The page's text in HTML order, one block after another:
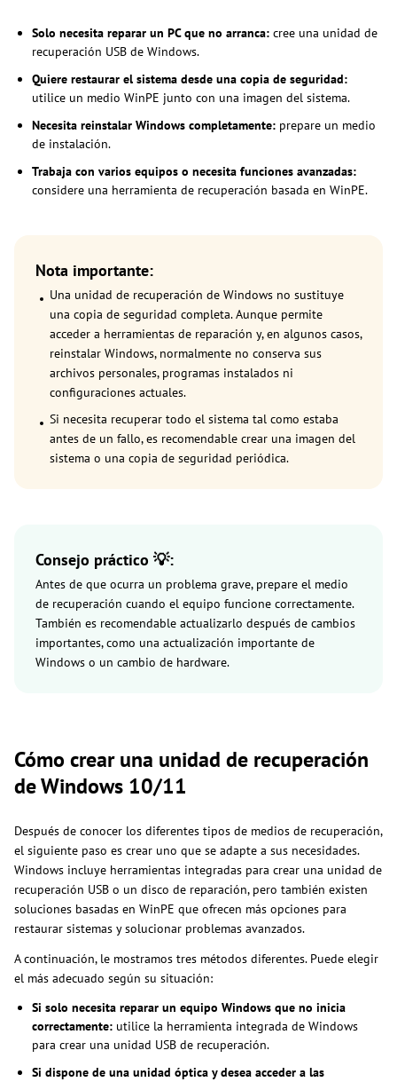
Solo necesita reparar un PC que no arranca: cree una unidad de
recuperación USB de Windows.
Quiere restaurar el sistema desde una copia de seguridad:
utilice un medio WinPE junto con una imagen del sistema.
Necesita reinstalar Windows completamente: prepare un medio
de instalación.
Trabaja con varios equipos o necesita funciones avanzadas:
considere una herramienta de recuperación basada en WinPE.
Nota importante:
Una unidad de recuperación de Windows no sustituye
una copia de seguridad completa. Aunque permite
acceder a herramientas de reparación y, en algunos casos,
reinstalar Windows, normalmente no conserva sus
archivos personales, programas instalados ni
configuraciones actuales.
Si necesita recuperar todo el sistema tal como estaba
antes de un fallo, es recomendable crear una imagen del
sistema o una copia de seguridad periódica.
Consejo práctico 💡:
Antes de que ocurra un problema grave, prepare el medio
de recuperación cuando el equipo funcione correctamente.
También es recomendable actualizarlo después de cambios
importantes, como una actualización importante de
Windows o un cambio de hardware.
Cómo crear una unidad de recuperación
de Windows 10/11
Después de conocer los diferentes tipos de medios de recuperación,
el siguiente paso es crear uno que se adapte a sus necesidades.
Windows incluye herramientas integradas para crear una unidad de
recuperación USB o un disco de reparación, pero también existen
soluciones basadas en WinPE que ofrecen más opciones para
restaurar sistemas y solucionar problemas avanzados.
A continuación, le mostramos tres métodos diferentes. Puede elegir
el más adecuado según su situación:
Si solo necesita reparar un equipo Windows que no inicia
correctamente: utilice la herramienta integrada de Windows
para crear una unidad USB de recuperación.
Si dispone de una unidad óptica y desea acceder a las